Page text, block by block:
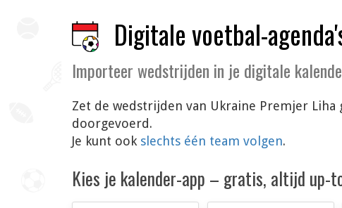
Digitale voetbal-
Importeer wedstrijden in je digitale
Zet de wedstrijden van Ukraine Premjer
doorgevoerd.
Je kunt ook slechts één team volgen.
Kies je kalender-app – gratis, altijd up-